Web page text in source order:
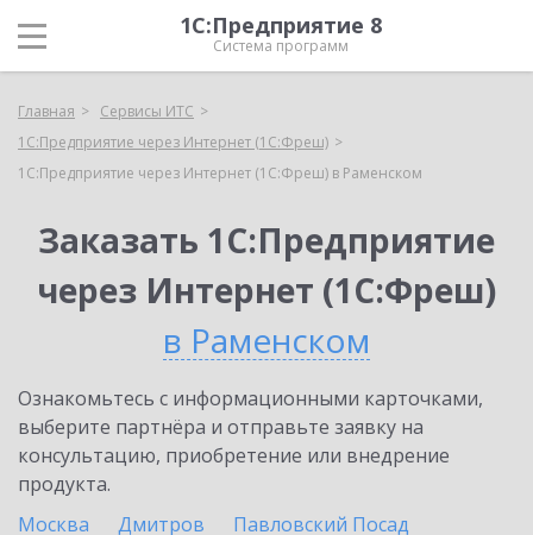
1С:Предприятие 8
Система программ
Главная
Сервисы ИТС
1С:Предприятие через Интернет (1С:Фреш)
1С:Предприятие через Интернет (1С:Фреш) в Раменском
Заказать 1С:Предприятие
через Интернет (1С:Фреш)
в Раменском
Ознакомьтесь с информационными карточками,
выберите партнёра и отправьте заявку на
консультацию, приобретение или внедрение
продукта.
Москва
Дмитров
Павловский Посад